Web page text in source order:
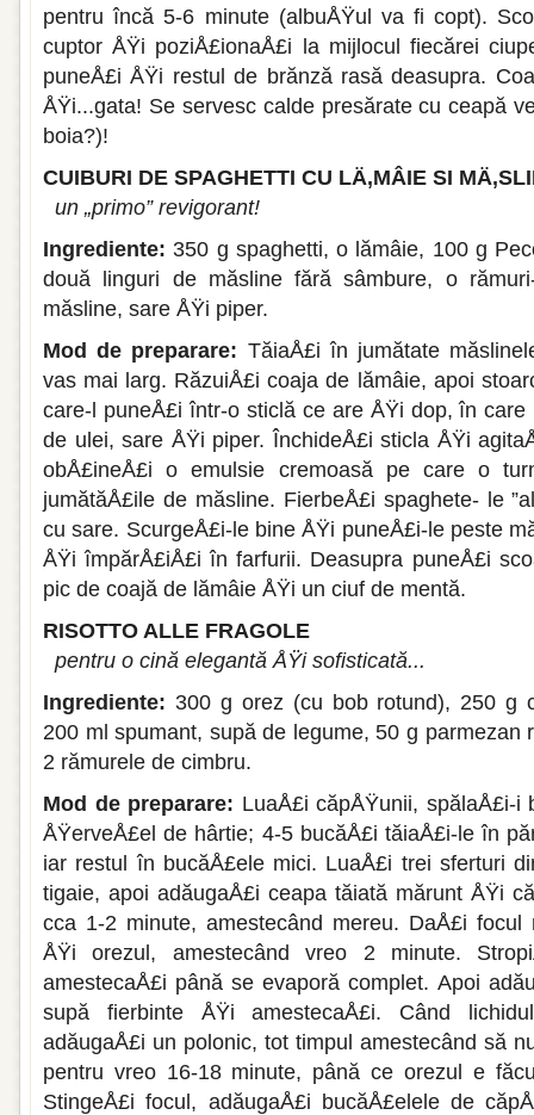
pentru încă 5-6 minute (albuÅŸul va fi copt).
cuptor ÅŸi poziÅ£ionaÅ£i la mij­locul fiecărei
puneÅ£i ÅŸi restul de brănză rasă deasupra.
ÅŸi...gata! Se ser­vesc calde presărate cu ceapă
boia?)!
CUIBURI DE SPAGHETTI CU LÄ‚MÂIE SI
un „primo” revigorant!
Ingrediente: 350 g spaghetti, o lămâie, 100 g
două linguri de măsline fără sâmbure, o
măsline, sare ÅŸi piper.
Mod de preparare: TăiaÅ£i în jumătate
vas mai larg. RăzuiÅ£i coaja de lămâie, apoi
care-l puneÅ£i într-o sticlă ce are ÅŸi dop, în
de ulei, sare ÅŸi piper. ÎnchideÅ£i sticla ÅŸi
obÅ£ineÅ£i o emul­sie cremoasă pe care o
jumătăÅ£ile de măsline. FierbeÅ£i spaghete- le
cu sare. ScurgeÅ£i-le bine ÅŸi puneÅ£i-le peste
ÅŸi împărÅ£iÅ£i în farfurii. Deasupra puneÅ£i
pic de coajă de lă­mâie ÅŸi un ciuf de mentă.
RISOTTO ALLE FRAGOLE
pentru o cină elegantă ÅŸi sofisticată...
Ingrediente: 300 g orez (cu bob rotund), 250 g
200 ml spumant, supă de legume, 50 g parmezan
2 rămurele de cimbru.
Mod de preparare: LuaÅ£i căpÅŸunii, spălaÅ£i-i
ÅŸerveÅ£el de hârtie; 4-5 bucăÅ£i tăiaÅ£i-le în
iar restul în bucăÅ£ele mici. LuaÅ£i trei sferturi
tigaie, apoi adăugaÅ£i ceapa tăiată mărunt ÅŸi
cca 1-2 minute, amestecând mereu. DaÅ£i
ÅŸi orezul, ames­tecând vreo 2 minute.
amestecaÅ£i până se evaporă complet. Apoi
supă fierbinte ÅŸi amestecaÅ£i. Când
adăugaÅ£i un polonic, tot timpul amestecând să
pen­tru vreo 16-18 minute, până ce orezul e
StingeÅ£i focul, adăugaÅ£i bucăÅ£elele de